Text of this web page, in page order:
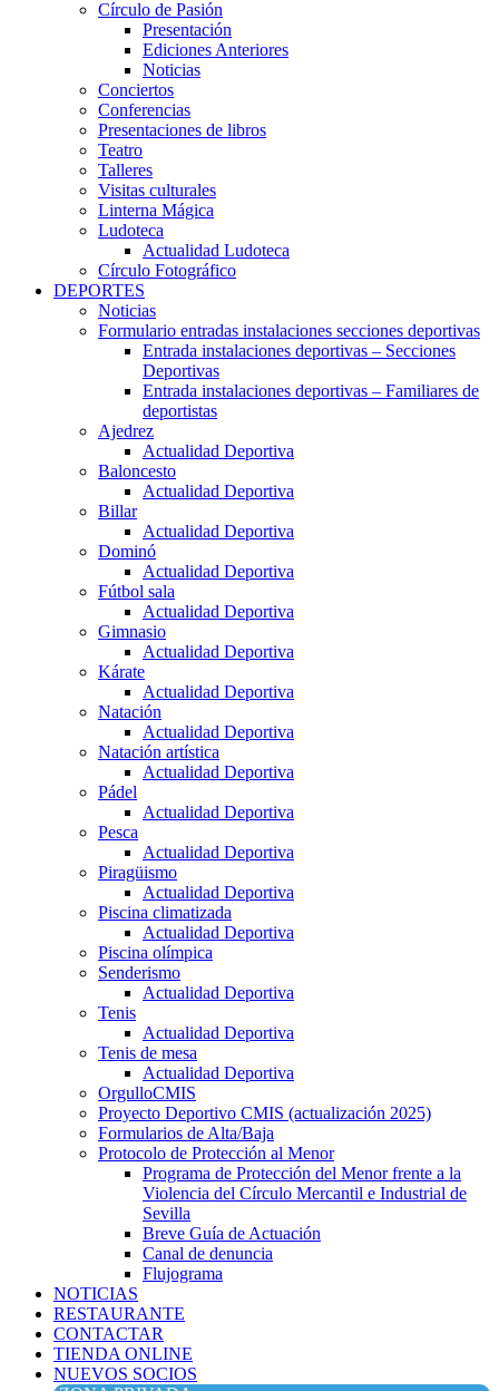
Círculo de Pasión
Presentación
Ediciones Anteriores
Noticias
Conciertos
Conferencias
Presentaciones de libros
Teatro
Talleres
Visitas culturales
Linterna Mágica
Ludoteca
Actualidad Ludoteca
Círculo Fotográfico
DEPORTES
Noticias
Formulario entradas instalaciones secciones deportivas
Entrada instalaciones deportivas – Secciones
Deportivas
Entrada instalaciones deportivas – Familiares de
deportistas
Ajedrez
Actualidad Deportiva
Baloncesto
Actualidad Deportiva
Billar
Actualidad Deportiva
Dominó
Actualidad Deportiva
Fútbol sala
Actualidad Deportiva
Gimnasio
Actualidad Deportiva
Kárate
Actualidad Deportiva
Natación
Actualidad Deportiva
Natación artística
Actualidad Deportiva
Pádel
Actualidad Deportiva
Pesca
Actualidad Deportiva
Piragüismo
Actualidad Deportiva
Piscina climatizada
Actualidad Deportiva
Piscina olímpica
Senderismo
Actualidad Deportiva
Tenis
Actualidad Deportiva
Tenis de mesa
Actualidad Deportiva
OrgulloCMIS
Proyecto Deportivo CMIS (actualización 2025)
Formularios de Alta/Baja
Protocolo de Protección al Menor
Programa de Protección del Menor frente a la
Violencia del Círculo Mercantil e Industrial de
Sevilla
Breve Guía de Actuación
Canal de denuncia
Flujograma
NOTICIAS
RESTAURANTE
CONTACTAR
TIENDA ONLINE
NUEVOS SOCIOS